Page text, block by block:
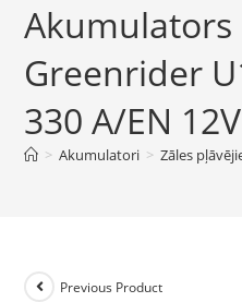
Greenrider
330 A/EN
> Akumulatori > Zāles
Previous Product